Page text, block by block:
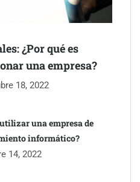
antes de las vacaciones
¿Por qué es
una empresa?
18, 2022
una empresa de
informático?
14, 2022